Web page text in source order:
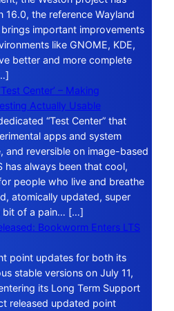
16.0, the reference Wayland
important improvements
like GNOME, KDE,
better and more complete
Center’ – Making
Actually Usable
“Test Center” that
apps and system
and reversible on image-based
has always been that cool,
people who live and breathe
atomically updated, super
bit of a pain… […]
Bookworm Enters LTS
point updates for both its
stable versions on July 11,
its Long Term Support
released updated point